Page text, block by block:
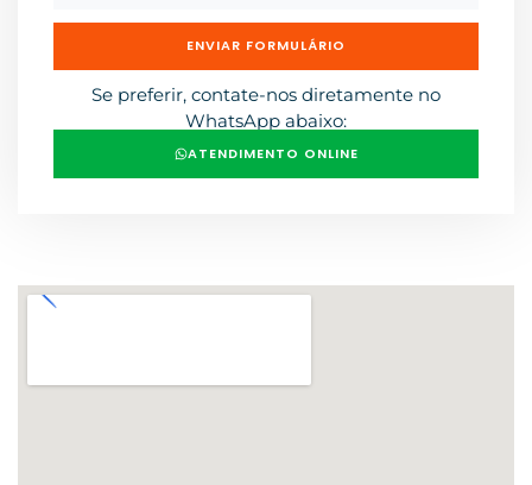
ENVIAR FORMULÁRIO
Se preferir, contate-nos diretamente no
WhatsApp abaixo:
ATENDIMENTO ONLINE